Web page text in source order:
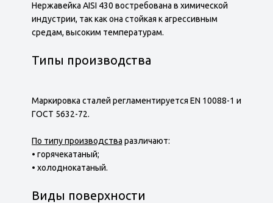
Нержавейка AISI 430 востребована в химической
индустрии, так как она стойкая к агрессивным
средам, высоким температурам.
Типы производства
Маркировка сталей регламентируется EN 10088-1 и
ГОСТ 5632-72.
По типу производства различают:
• горячекатаный;
• холоднокатаный.
Виды поверхности